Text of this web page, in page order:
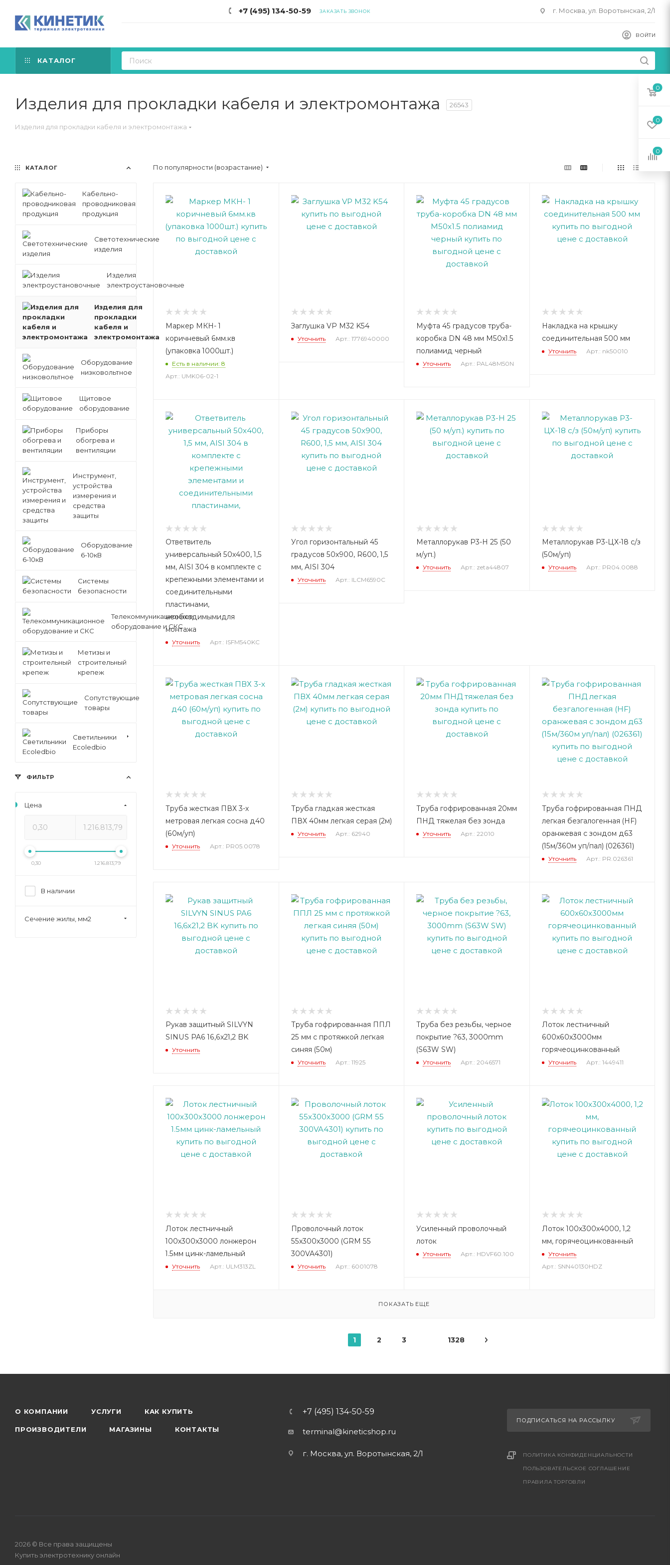
+7 (495) 134-50-59 ЗАКАЗАТЬ ЗВОНОК г. Москва, ул. Воротынская, 2/1
ВОЙТИ
КАТАЛОГ
Изделия для прокладки кабеля и электромонтажа 26543
Изделия для прокладки кабеля и электромонтажа
По популярности (возрастание)
Маркер МКН- 1
коричневый 6мм.кв
(упаковка 1000шт.)
Есть в наличии: 8
Арт.: UMK06-02-1
Заглушка VP M32 K54
Уточнить Арт.: 1776940000
Муфта 45 градусов труба-
коробка DN 48 мм М50х1.5
полиамид черный
Уточнить Арт.: PAL48M50N
Накладка на крышку
соединительная 500 мм
Уточнить Арт.: nk50010
Ответвитель
универсальный 50х400, 1,5
мм, AISI 304 в комплекте с
крепежными элементами и
соединительными
пластинами,
необходимымидля
монтажа
Уточнить Арт.: ISFM540KC
Угол горизонтальный 45
градусов 50х900, R600, 1,5
мм, AISI 304
Уточнить Арт.: ILCM6590C
Металлорукав Р3-Н 25 (50
м/уп.)
Уточнить Арт.: zeta44807
Металлорукав Р3-ЦХ-18 с/з
(50м/уп)
Уточнить Арт.: PR04.0088
Труба жесткая ПВХ 3-х
метровая легкая сосна д40
(60м/уп)
Уточнить Арт.: PR05.0078
Труба гладкая жесткая
ПВХ 40мм легкая серая (2м)
Уточнить Арт.: 62940
Труба гофрированная 20мм
ПНД тяжелая без зонда
Уточнить Арт.: 22010
Труба гофрированная ПНД
легкая безгалогенная (HF)
оранжевая с зондом д63
(15м/360м уп/пал) (026361)
Уточнить Арт.: PR.026361
Рукав защитный SILVYN
SINUS PA6 16,6x21,2 BK
Уточнить
Труба гофрированная ППЛ
25 мм с протяжкой легкая
синяя (50м)
Уточнить Арт.: 11925
Труба без резьбы, черное
покрытие ?63, 3000mm
(S63W SW)
Уточнить Арт.: 2046571
Лоток лестничный
600х60х3000мм
горячеоцинкованный
Уточнить Арт.: 1449411
Лоток лестничный
100х300х3000 лонжерон
1.5мм цинк-ламельный
Уточнить Арт.: ULM313ZL
Проволочный лоток
55x300x3000 (GRM 55
300VA4301)
Уточнить Арт.: 6001078
Усиленный проволочный
лоток
Уточнить Арт.: HDVF60.100
Лоток 100х300х4000, 1,2
мм, горячеоцинкованный
Уточнить
Арт.: SNN40130HDZ
ПОКАЗАТЬ ЕЩЕ
1 2 3 1328
КАТАЛОГ
Кабельно-
проводниковая
продукция
Светотехнические
изделия
Изделия
электроустановочные
Изделия для
прокладки
кабеля и
электромонтажа
Оборудование
низковольтное
Щитовое
оборудование
Приборы
обогрева и
вентиляции
Инструмент,
устройства
измерения и
средства
защиты
Оборудование
6-10кВ
Системы
безопасности
Телекоммуникационное
оборудование и СКС
Метизы и
строительный
крепеж
Сопутствующие
товары
Светильники
Ecoledbio
ФИЛЬТР
Цена
0,30 1.216.813,79
В наличии
Сечение жилы, мм2
О КОМПАНИИ УСЛУГИ КАК КУПИТЬ
ПРОИЗВОДИТЕЛИ МАГАЗИНЫ КОНТАКТЫ
+7 (495) 134-50-59
terminal@kineticshop.ru
г. Москва, ул. Воротынская, 2/1
ПОДПИСАТЬСЯ НА РАССЫЛКУ
ПОЛИТИКА КОНФИДЕНЦИАЛЬНОСТИ
ПОЛЬЗОВАТЕЛЬСКОЕ СОГЛАШЕНИЕ
ПРАВИЛА ТОРГОВЛИ
2026 © Все права защищены
Купить электротехнику онлайн
0
0
0